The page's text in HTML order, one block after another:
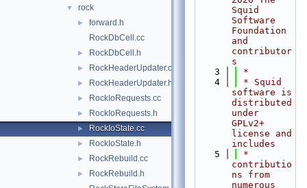
▼ rock
►
forward.h
RockDbCell.cc
► RockDbCell.h
► RockHeaderUpdater.cc
► RockHeaderUpdater.h
► RockIoRequests.cc
► RockIoRequests.h
► RockIoState.cc
► RockIoState.h
► RockRebuild.cc
►
RockRebuild.h
Squid
Software
Foundation
and
contributor
s
    3
*
    4
* Squid
software is
distributed
under
GPLv2+
license and
includes
    5
*
contributio
ns from
numerous